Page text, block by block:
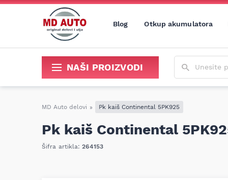
Blog Otkup akumulatora
NAŠI PROIZVODI
MD Auto delovi » Pk kaiš Continental 5PK925
Pk kaiš Continental
Šifra artikla:264153